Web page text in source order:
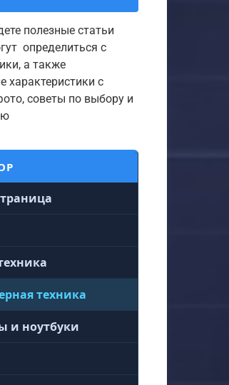
полезные статьи
определиться с
а также
характеристики с
советы по выбору и
техника
и ноутбуки